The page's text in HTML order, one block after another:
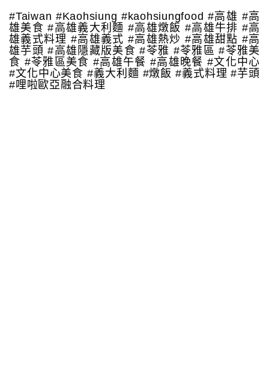
#Taiwan #Kaohsiung #kaohsiungfood #高雄 #高
雄美食 #高雄義大利麵 #高雄燉飯 #高雄牛排 #高
雄義式料理 #高雄義式 #高雄熱炒 #高雄甜點 #高
雄芋頭 #高雄隱藏版美食 #苓雅 #苓雅區 #苓雅美
食 #苓雅區美食 #高雄午餐 #高雄晚餐 #文化中心
#文化中心美食 #義大利麵 #燉飯 #義式料理 #芋頭
#哩啦歐亞融合料理